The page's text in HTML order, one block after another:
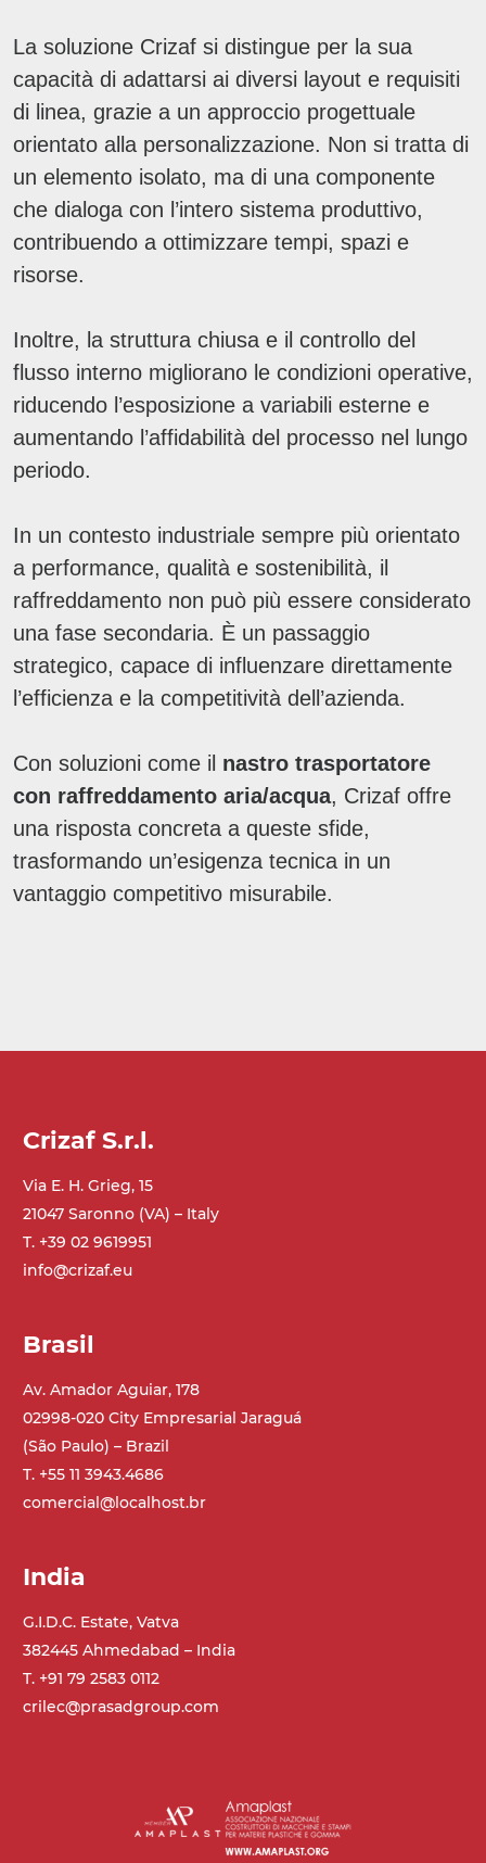
La soluzione Crizaf si distingue per la sua
capacità di adattarsi ai diversi layout e requisiti
di linea, grazie a un approccio progettuale
orientato alla personalizzazione. Non si tratta di
un elemento isolato, ma di una componente
che dialoga con l’intero sistema produttivo,
contribuendo a ottimizzare tempi, spazi e
risorse.
Inoltre, la struttura chiusa e il controllo del
flusso interno migliorano le condizioni operative,
riducendo l’esposizione a variabili esterne e
aumentando l’affidabilità del processo nel lungo
periodo.
In un contesto industriale sempre più orientato
a performance, qualità e sostenibilità, il
raffreddamento non può più essere considerato
una fase secondaria. È un passaggio
strategico, capace di influenzare direttamente
l’efficienza e la competitività dell’azienda.
Con soluzioni come il nastro trasportatore
con raffreddamento aria/acqua, Crizaf offre
una risposta concreta a queste sfide,
trasformando un’esigenza tecnica in un
vantaggio competitivo misurabile.
Crizaf S.r.l.
Via E. H. Grieg, 15
21047 Saronno (VA) – Italy
T. +39 02 9619951
info@crizaf.eu
Brasil
Av. Amador Aguiar, 178
02998-020 City Empresarial Jaraguá
(São Paulo) – Brazil
T. +55 11 3943.4686
comercial@localhost.br
India
G.I.D.C. Estate, Vatva
382445 Ahmedabad – India
T. +91 79 2583 0112
crilec@prasadgroup.com